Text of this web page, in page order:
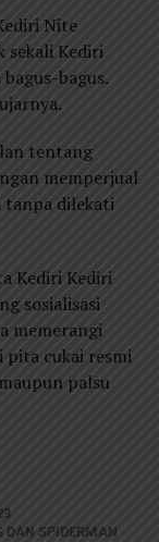
Nite
sekali Kediri
bagus.
tentang
memperjual
tanpa dilekati
Kediri Kediri
sosialisasi
memerangi
pita cukai resmi
palsu
DAN SPIDERMAN